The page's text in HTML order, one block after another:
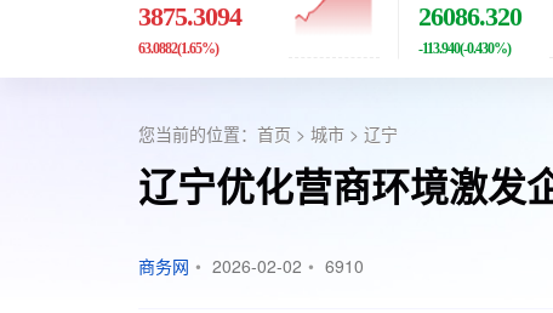
3875.3094
63.0882(1.65%)
26086.320
-113.940(-0.430%)
您当前的位置： 首页 > 城市 > 辽宁
辽宁优化营商环境激发
商务网 • 2026-02-02 • 6910